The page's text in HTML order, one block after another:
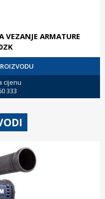
VEZANJE ARMATURE
cijenu
333